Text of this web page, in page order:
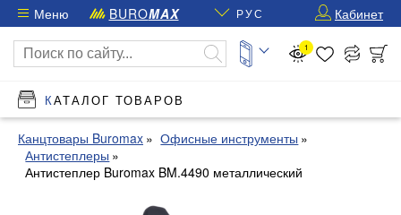
Меню BUROMAX РУС Кабинет
1
КАТАЛОГ ТОВАРОВ
Канцтовары Buromax
Офисные инструменты
Антистеплеры
Антистеплер Buromax BM.4490 металлический